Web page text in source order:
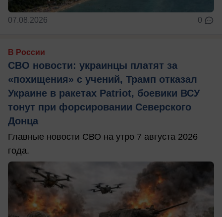
07.08.2026 0
В России
СВО новости: украинцы платят за
«похищения» с учений, Трамп отказал
Украине в ракетах Patriot, боевики ВСУ
тонут при форсировании Северского
Донца
Главные новости СВО на утро 7 августа 2026
года.